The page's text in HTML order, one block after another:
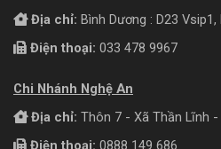
Địa chỉ: Bình Dương : D23
Điện thoại: 033 478 9967
Chi Nhánh Nghệ An
Địa chỉ: Thôn 7 - Xã Thần Lĩnh
Điện thoại: 0888 149 686